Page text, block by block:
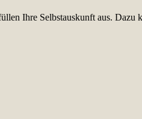
Ihre Selbstauskunft aus.